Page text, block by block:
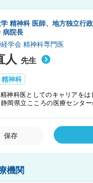
精神科 医師、地方独立行
病院長
学会 精神科専門医
人 先生
精神科
神科医としてのキャリアをは
岡県立こころの医療センタ
保存
機関